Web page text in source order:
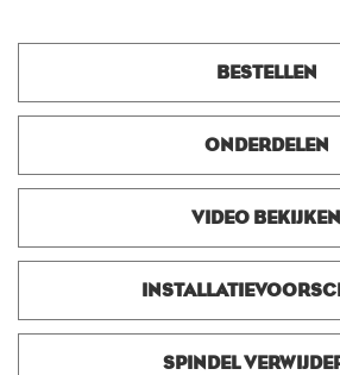
BESTELLEN
ONDERDELEN
VIDEO BEKIJKEN
SPINDEL